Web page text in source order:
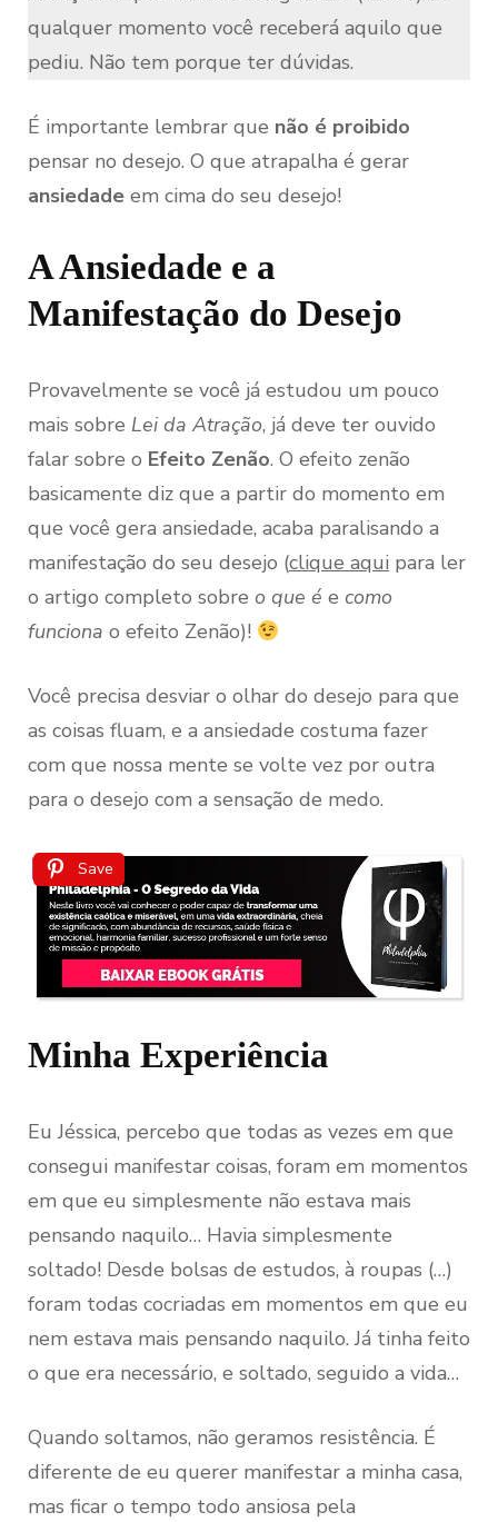
qualquer momento você receberá aquilo que
pediu. Não tem porque ter dúvidas.
É importante lembrar que não é proibido
pensar no desejo. O que atrapalha é gerar
ansiedade em cima do seu desejo!
A Ansiedade e a
Manifestação do Desejo
Provavelmente se você já estudou um pouco
mais sobre Lei da Atração, já deve ter ouvido
falar sobre o Efeito Zenão. O efeito zenão
basicamente diz que a partir do momento em
que você gera ansiedade, acaba paralisando a
manifestação do seu desejo (clique aqui para ler
o artigo completo sobre o que é e como
funciona o efeito Zenão)!
Você precisa desviar o olhar do desejo para que
as coisas fluam, e a ansiedade costuma fazer
com que nossa mente se volte vez por outra
para o desejo com a sensação de medo.
Save
Minha Experiência
Eu Jéssica, percebo que todas as vezes em que
consegui manifestar coisas, foram em momentos
em que eu simplesmente não estava mais
pensando naquilo… Havia simplesmente
soltado! Desde bolsas de estudos, à roupas (…)
foram todas cocriadas em momentos em que eu
nem estava mais pensando naquilo. Já tinha feito
o que era necessário, e soltado, seguido a vida…
Quando soltamos, não geramos resistência. É
diferente de eu querer manifestar a minha casa,
mas ficar o tempo todo ansiosa pela